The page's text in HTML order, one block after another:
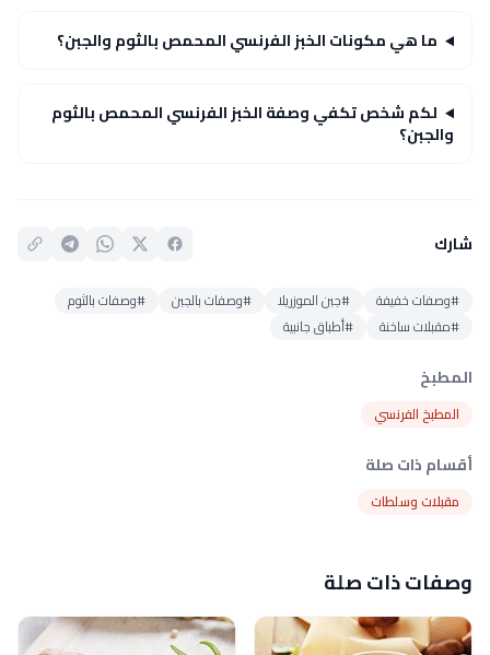
ما هي مكونات الخبز الفرنسي المحمص بالثوم والجبن؟
لكم شخص تكفي وصفة الخبز الفرنسي المحمص بالثوم
والجبن؟
شارك
#وصفات خفيفة #جبن الموزريلا #وصفات بالجبن
#وصفات بالثوم
#مقبلات ساخنة
#أطباق جانبية
المطبخ
المطبخ الفرنسي
أقسام ذات صلة
مقبلات وسلطات
وصفات ذات صلة